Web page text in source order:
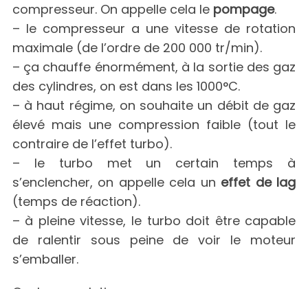
compresseur. On appelle cela le pompage.
– le compresseur a une vitesse de rotation
maximale (de l’ordre de 200 000 tr/min).
– ça chauffe énormément, à la sortie des gaz
des cylindres, on est dans les 1000°C.
– à haut régime, on souhaite un débit de gaz
élevé mais une compression faible (tout le
contraire de l’effet turbo).
– le turbo met un certain temps à
s’enclencher, on appelle cela un effet de lag
(temps de réaction).
– à pleine vitesse, le turbo doit être capable
de ralentir sous peine de voir le moteur
s’emballer.